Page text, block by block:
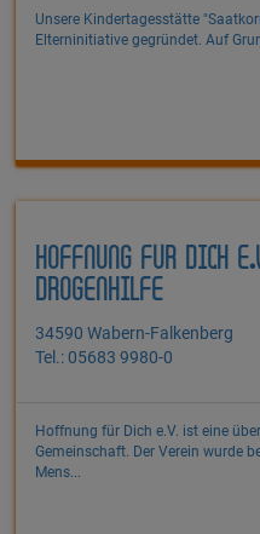
Unsere Kindertagesstätte
Elterninitiative gegründet. Auf
HOFFNUNG FÜR DICH
DROGENHILFE
34590 Wabern-Falkenberg
Tel.: 05683 9980-0
Hoffnung für Dich e.V. ist eine
Gemeinschaft. Der Verein wurde
Mens...